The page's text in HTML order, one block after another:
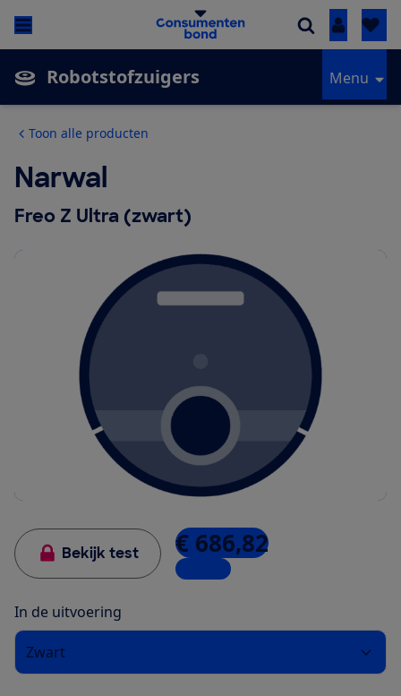
Inloggen
Robotstofzuigers Menu
Toon alle producten
Narwal
Freo Z Ultra (zwart)
Bekijk test € 686,82
1 winkel
In de uitvoering
Zwart